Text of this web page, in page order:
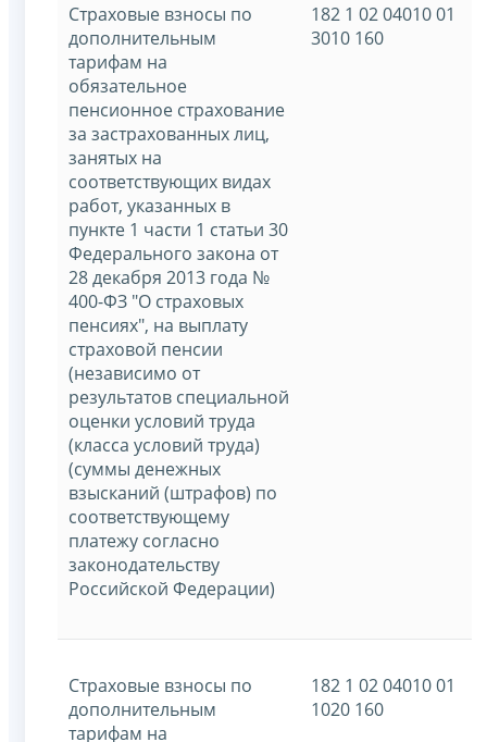
Страховые взносы по
дополнительным
тарифам на
обязательное
пенсионное страхование
за застрахованных лиц,
занятых на
соответствующих видах
работ, указанных в
пункте 1 части 1 статьи 30
Федерального закона от
28 декабря 2013 года №
400-ФЗ "О страховых
пенсиях", на выплату
страховой пенсии
(независимо от
результатов специальной
оценки условий труда
(класса условий труда)
(суммы денежных
взысканий (штрафов) по
соответствующему
платежу согласно
законодательству
Российской Федерации)
182 1 02 04010 01
3010 160
Страховые взносы по
дополнительным
тарифам на
182 1 02 04010 01
1020 160